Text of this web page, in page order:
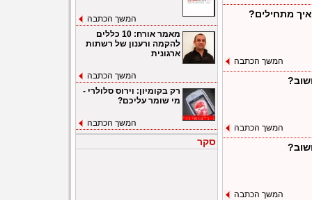
המשך הכתבה
מאמר אורח: 10 כללים
להקמה ורענון של רשתות
ארגונית
המשך הכתבה
רק בקומיון: וירוס סלולרי -
מי שומר עליכם?
המשך הכתבה
סקר
איך מתחילים?
המשך הכתבה
המשך הכתבה
המשך הכתבה